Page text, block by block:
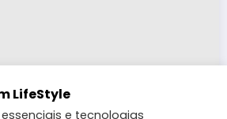
LifeStyle
e tecnologias